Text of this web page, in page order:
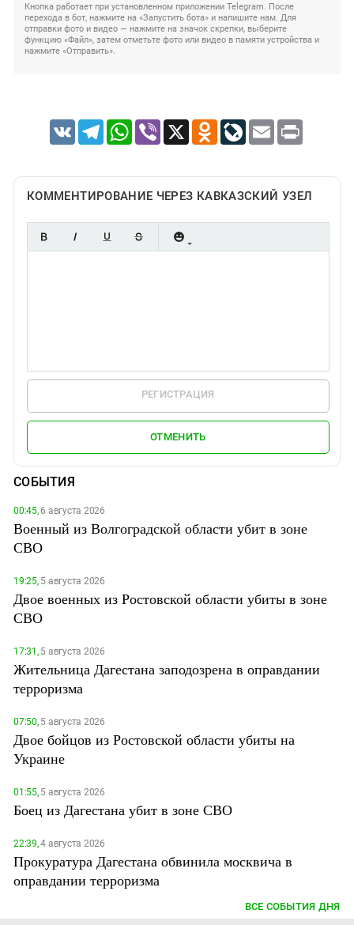
Кнопка работает при установленном приложении Telegram. После
перехода в бот, нажмите на «Запустить бота» и напишите нам. Для
отправки фото и видео — нажмите на значок скрепки, выберите
функцию «Файл», затем отметьте фото или видео в памяти устройства и
нажмите «Отправить».
VK TelegramWhatsApp
Viber X Odnoklassniki
LiveJournal
Email Print
КОММЕНТИРОВАНИЕ ЧЕРЕЗ КАВКАЗСКИЙ УЗЕЛ
РЕГИСТРАЦИЯ
ОТМЕНИТЬ
СОБЫТИЯ
00:45,6 августа 2026
Военный из Волгоградской области убит в зоне
СВО
19:25,5 августа 2026
Двое военных из Ростовской области убиты в зоне
СВО
17:31,5 августа 2026
Жительница Дагестана заподозрена в оправдании
терроризма
07:50,5 августа 2026
Двое бойцов из Ростовской области убиты на
Украине
01:55,5 августа 2026
Боец из Дагестана убит в зоне СВО
22:39,4 августа 2026
Прокуратура Дагестана обвинила москвича в
оправдании терроризма
ВСЕ СОБЫТИЯ ДНЯ